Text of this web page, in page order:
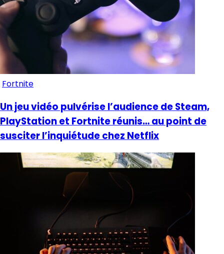
Fortnite
Un jeu vidéo pulvérise l’audience de Steam,
PlayStation et Fortnite réunis… au point de
susciter l’inquiétude chez Netflix